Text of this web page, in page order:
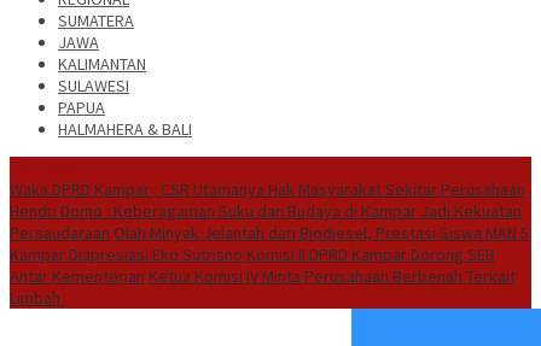
SUMATERA
JAWA
KALIMANTAN
SULAWESI
PAPUA
HALMAHERA & BALI
Waka DPRD Kampar : CSR Utamanya Hak Masyarakat Sekitar Perusahaan
Hendri Domo : Keberagaman Suku dan Budaya di Kampar Jadi Kekuatan
Persaudaraan Olah Minyak Jelantah dari Biodiesel, Prestasi Siswa MAN 5
Kampar Diapresiasi Eko Sutrisno Komisi II DPRD Kampar Dorong SEB
Antar Kementerian Ketua Komisi IV Minta Perusahaan Berbenah Terkait
Limbah